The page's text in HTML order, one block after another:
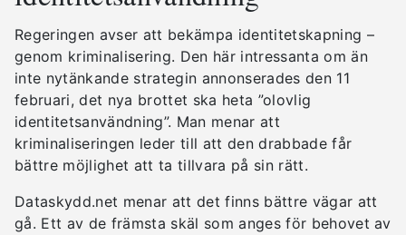
Regeringen avser att bekämpa identitetskapning –
genom kriminalisering. Den här intressanta om än
inte nytänkande strategin annonserades den 11
februari, det nya brottet ska heta ”olovlig
identitetsanvändning”. Man menar att
kriminaliseringen leder till att den drabbade får
bättre möjlighet att ta tillvara på sin rätt.
Dataskydd.net menar att det finns bättre vägar att
gå. Ett av de främsta skäl som anges för behovet av